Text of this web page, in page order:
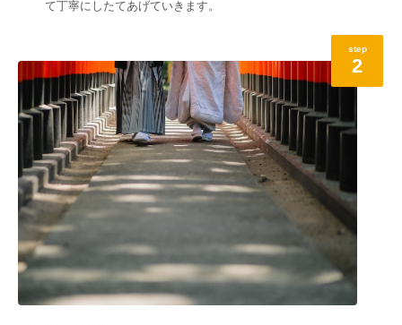
て丁寧にしたてあげていきます。
step
2